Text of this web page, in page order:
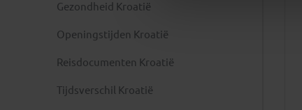
Gezondheid Kroatië
Openingstijden Kroatië
Reisdocumenten Kroatië
Tijdsverschil Kroatië